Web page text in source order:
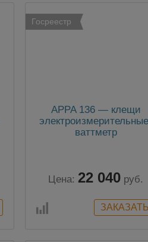
Госреестр
APPA 136 — клещи
ваттметр
Цена: 22 040 руб.